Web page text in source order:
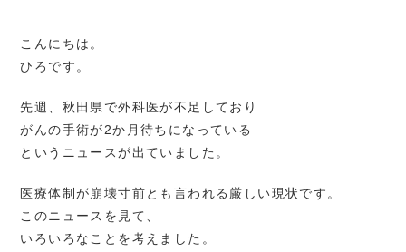
こんにちは。
ひろです。
先週、秋田県で外科医が不足しており
がんの手術が2か月待ちになっている
というニュースが出ていました。
医療体制が崩壊寸前とも言われる厳しい現状です。
このニュースを見て、
いろいろなことを考えました。